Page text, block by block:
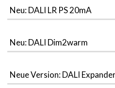
Neu: DALI LR PS 20mA
Neu: DALI Dim2warm
Neue Version: DALI